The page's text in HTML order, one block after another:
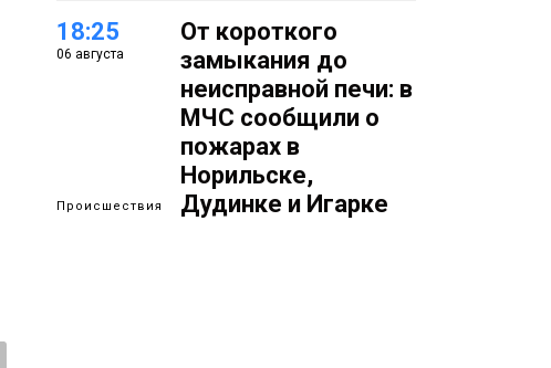
18:25
06 августа
Происшествия
От короткого
замыкания до
неисправной печи: в
МЧС сообщили о
пожарах в
Норильске,
Дудинке и Игарке